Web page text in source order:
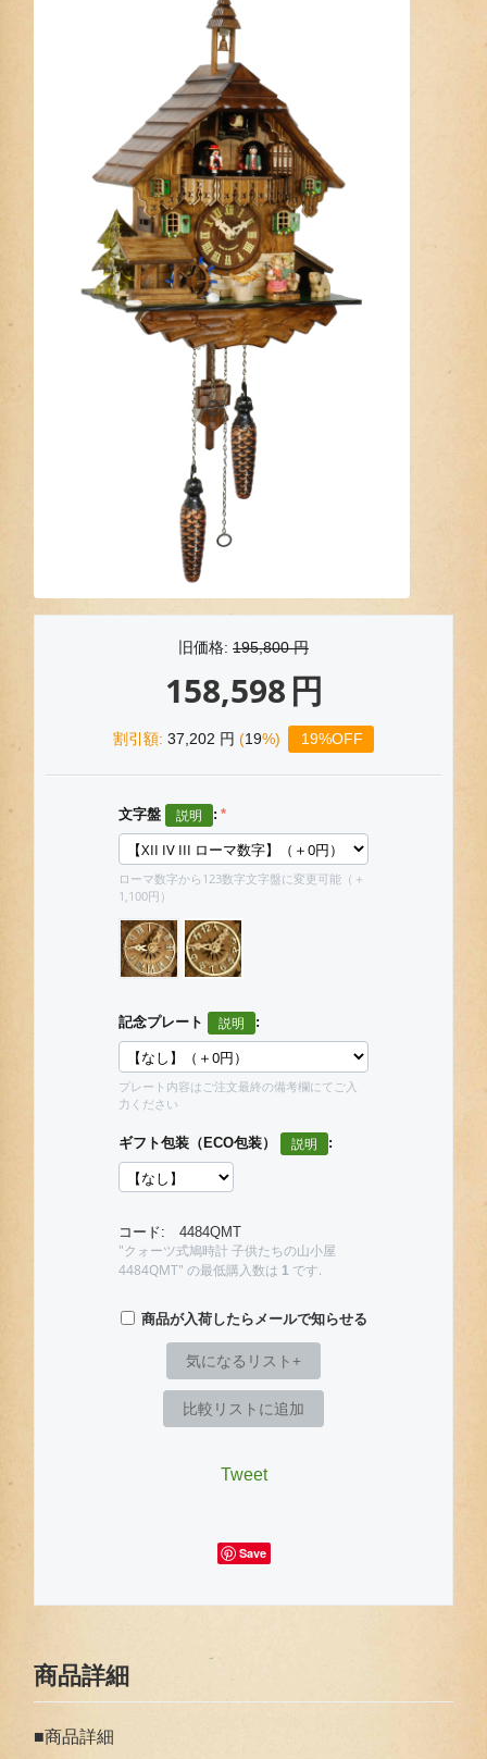
旧価格: 195,800 円
158,598円
割引額: 37,202 円 (19%) 19%OFF
文字盤 :
ローマ数字から123数字文字盤に変更可能（＋
1,100円）
記念プレート :
プレート内容はご注文最終の備考欄にてご入
力ください
ギフト包装（ECO包装） :
コード: 4484QMT
"クォーツ式鳩時計 子供たちの山小屋
4484QMT" の最低購入数は 1 です.
商品が入荷したらメールで知らせる
気になるリスト+
比較リストに追加
Tweet
Save
商品詳細
■商品詳細